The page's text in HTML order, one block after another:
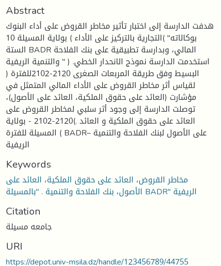
Abstract
هدفت الدارسة إلى اختبار تأثير مخاطر القروض على أداء البنوك
التجارية بالتركيز على الأداء ) بولاية المسيلة 10( "بوكالاته
الستة BADR المالي، وبدارسة تطبيقية على بنك الفلاحة
والتنمية الريفية " ) .استخدمت الدارسة نموذج الانحدار الخطي
البسيط وفق طريقة المربعات الصغرى 2120-2102للفترة (
لقياس أثر مخاطر القروض على الأداء المالي المتمثل في
مؤشارت (العائد على حقوق الملكية، العائد على الأصول)،
توصلت الدارسة إلى وجود أثر سلبي لمخاطر القروض على
العائد على حقوق الملكية و العائد .)2120-2102 - بولاية
المسيلة للفترة ( BADR– على الأصول لبنك الفلاحة والتنمية
الريفية
Keywords
مخاطر القروض، العائد على حقوق الملكية، العائد على
الأصول، بنك الفلاحة والتنمية . "بالمسيلة BADR" الريفية
Citation
جامعه مسيلة
URI
https://depot.univ-msila.dz/handle/123456789/44755